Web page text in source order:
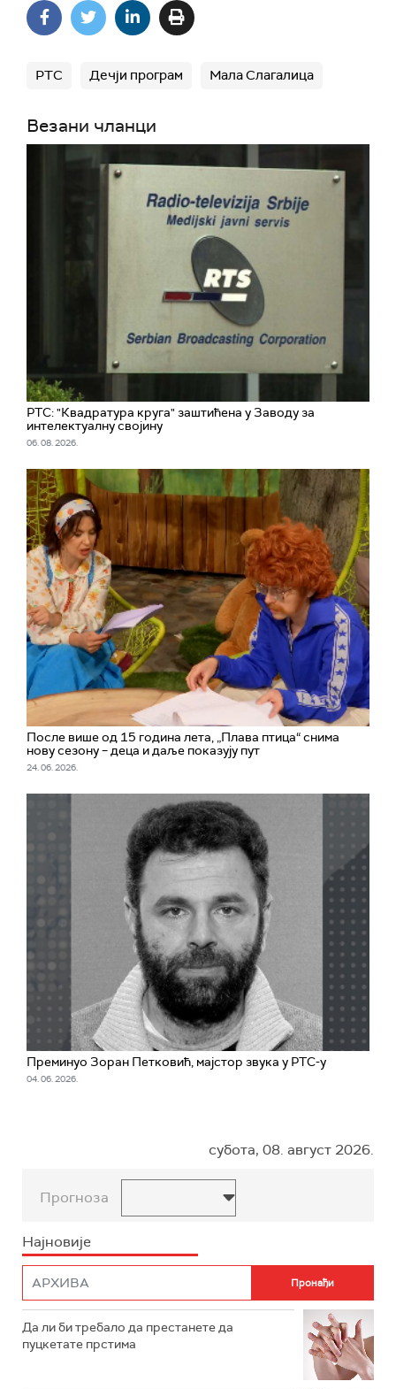
РТС Дечји програм Мала Слагалица
Везани чланци
РТС: "Квадратура круга" заштићена у Заводу за
интелектуалну својину
06. 08. 2026.
После више од 15 година лета, „Плава птица“ снима
нову сезону – деца и даље показују пут
24. 06. 2026.
Преминуо Зоран Петковић, мајстор звука у РТС-у
04. 06. 2026.
субота, 08. август 2026.
Прогноза
Најновије
Да ли би требало да престанете да
пуцкетате прстима